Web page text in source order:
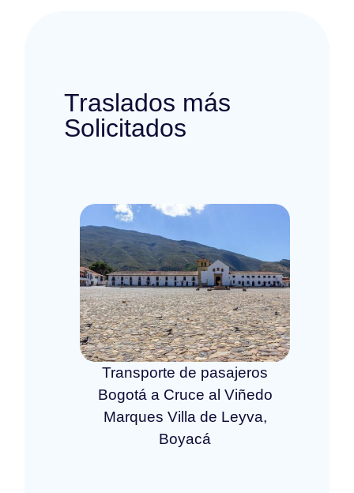
Traslados más
Solicitados
Transporte de pasajeros
Bogotá a Cruce al Viñedo
Marques Villa de Leyva,
Boyacá